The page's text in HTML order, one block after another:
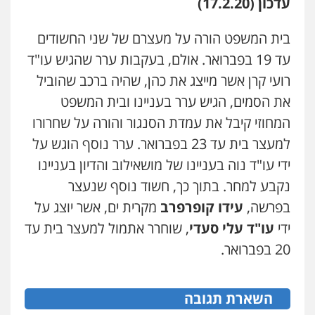
עו"ד אילן אלימלך
פלילי פשיעה חמורה תעבורה אסירים
0522992110
עו"ד שאדי נאטור
פלילי
0509230800
משרד עורכי דין פארס פלאח
פלילי צבאי צווארון לבן והונאה ביטוח לאומי
0549911449
פלילי עורכי דין לענייני אסירים פשיעה
חמורה
בית המשפט הורה על מעצרם של שני החשודים
עד 19 בפברואר. אולם, בעקבות ערר שהגיש עו"ד
רועי קרן אשר מייצג את כהן, שהיה ברכב שהוביל
את הסמים, הגיש ערר בעניינו ובית המשפט
המחוזי קיבל את עמדת הסנגור והורה על שחרורו
למעצר בית עד 23 בפברואר. ערר נוסף הוגש על
ידי עו"ד נוה בעניינו של מושאילוב והדיון בעניינו
נקבע למחר. בתוך כך, חשוד נוסף שנעצר
בפרשה, עידו קופרפרב מקרית ים, אשר יוצג על
ידי עו"ד עלי סעדי, שוחרר אתמול למעצר בית עד
20 בפברואר.
השארת תגובה
עו"ד אייל אביטל
0544712201
עו"ד בועז קניג
פלילי משפחה כלכלי צבאי
0507003001
ויקי שמואל – משרד עו"ד
פלילי משפט פלילי
0528959600
משפט פלילי
0545437431